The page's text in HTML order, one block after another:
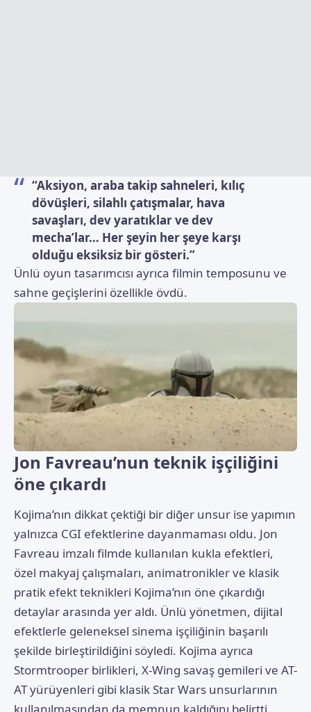
“Aksiyon, araba takip sahneleri, kılıç
dövüşleri, silahlı çatışmalar, hava
savaşları, dev yaratıklar ve dev
mecha’lar… Her şeyin her şeye karşı
olduğu eksiksiz bir gösteri.”
Ünlü oyun tasarımcısı ayrıca filmin temposunu ve
sahne geçişlerini özellikle övdü.
Jon Favreau’nun teknik işçiliğini
öne çıkardı
Kojima’nın dikkat çektiği bir diğer unsur ise yapımın
yalnızca CGI efektlerine dayanmaması oldu. Jon
Favreau imzalı filmde kullanılan kukla efektleri,
özel makyaj çalışmaları, animatronikler ve klasik
pratik efekt teknikleri Kojima’nın öne çıkardığı
detaylar arasında yer aldı. Ünlü yönetmen, dijital
efektlerle geleneksel sinema işçiliğinin başarılı
şekilde birleştirildiğini söyledi. Kojima ayrıca
Stormtrooper birlikleri, X-Wing savaş gemileri ve AT-
AT yürüyenleri gibi klasik Star Wars unsurlarının
kullanılmasından da memnun kaldığını belirtti.